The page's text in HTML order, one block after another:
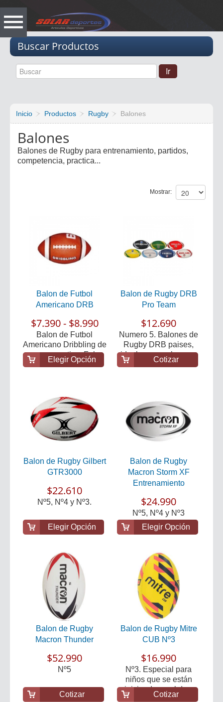
Buscar Productos
Inicio Productos Rugby Balones
Balones
Balones de Rugby para entrenamiento, partidos,
competencia, practica...
Mostrar:
Balon de Futbol
Americano DRB
$7.390 - $8.990
Balon de Futbol
Americano Dribbling de
uso recreactivo. Fab...
Elegir Opción
Balon de Rugby DRB
Pro Team
$12.690
Numero 5. Balones de
Rugby DRB paises,
ideales para el apre...
Cotizar
Balon de Rugby Gilbert
GTR3000
$22.610
Nº5, Nº4 y Nº3.
Elegir Opción
Balon de Rugby
Macron Storm XF
Entrenamiento
$24.990
Nº5, Nº4 y Nº3
Elegir Opción
Balon de Rugby
Macron Thunder
$52.990
Nº5
Cotizar
Balon de Rugby Mitre
CUB Nº3
$16.990
Nº3. Especial para
niños que se están
iniciando en el de...
Cotizar